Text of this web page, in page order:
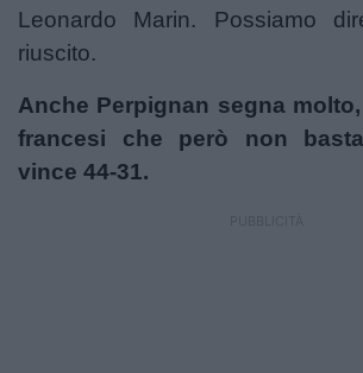
Leonardo Marin. Possiamo
riuscito.
Anche Perpignan segna
francesi che però non
vince 44-31.